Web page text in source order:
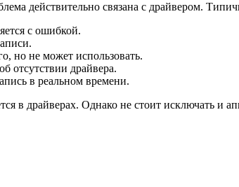
действительно связана с драйвером.
с ошибкой.
но не может использовать.
отсутствии драйвера.
в реальном времени.
в драйверах. Однако не стоит исключать и